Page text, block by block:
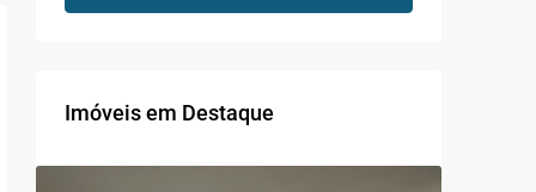
Imóveis em Destaque